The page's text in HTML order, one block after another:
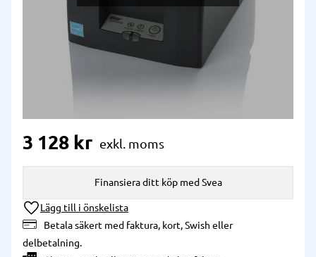
3 128 kr
Lägg till i önskelista
Betala säkert med faktura, kort, Swish eller
delbetalning.
Finansiera ditt köp med Svea